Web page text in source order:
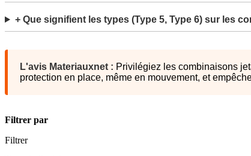
+ Que signifient les types (Type 5, Type 6) sur les
L'avis Materiauxnet : Privilégiez les combinaisons
protection en place, même en mouvement, et
Filtrer par
Filtrer